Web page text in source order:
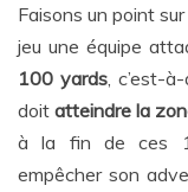
Faisons un point
jeu une équipe
100 yards, c’est-
doitatteindre la
à la fin de ces
empêcher son